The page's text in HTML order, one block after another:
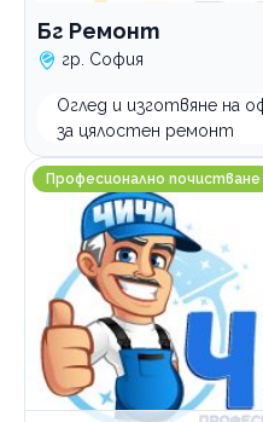
Бг Ремонт
гр. София
Оглед и изготвяне на
за цялостен ремонт
ЧИЧИ Почистване и
Професионално почистване